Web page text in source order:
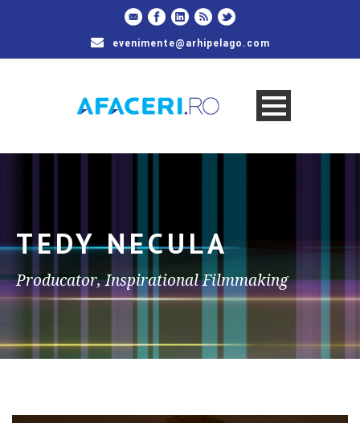
evenimente@arhipelago.com
TEDY NECULA
Producator, Inspirational Filmmaking